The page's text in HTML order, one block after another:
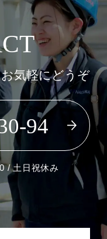
気軽にどうぞ
94
/ 土日祝休み